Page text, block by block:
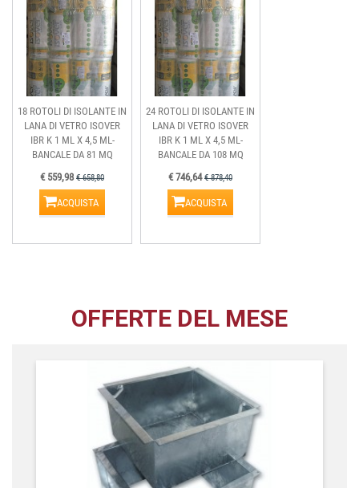
18 ROTOLI DI ISOLANTE IN
LANA DI VETRO ISOVER
IBR K 1 ML X 4,5 ML-
BANCALE DA 81 MQ
€ 559,98€ 658,80
ACQUISTA
24 ROTOLI DI ISOLANTE IN
LANA DI VETRO ISOVER
IBR K 1 ML X 4,5 ML-
BANCALE DA 108 MQ
€ 746,64€ 878,40
ACQUISTA
OFFERTE DEL MESE